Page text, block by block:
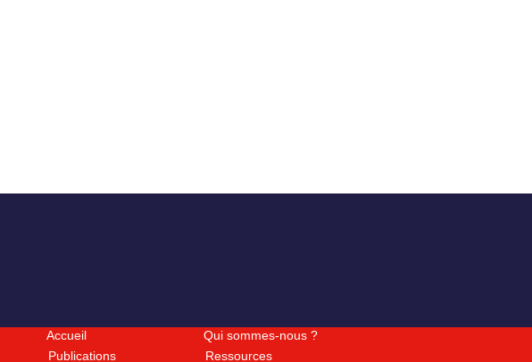
Accueil
Qui sommes-nous ?
Publications
Ressources